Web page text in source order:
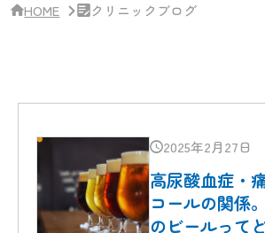
HOME クリニックブログ
2025年2月27日
高尿酸血症・
コールの関係
のビールって